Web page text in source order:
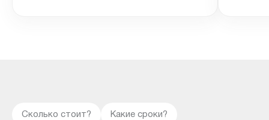
Сколько стоит? Какие сроки?